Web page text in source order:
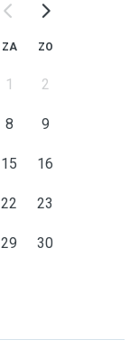
ZA ZO
1 2
8 9
15 16
22 23
29 30